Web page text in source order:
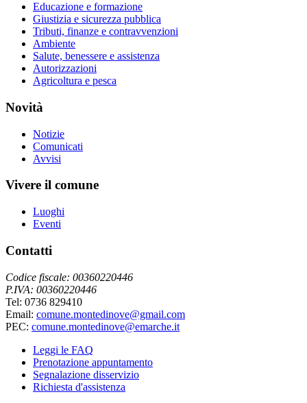
Educazione e formazione
Giustizia e sicurezza pubblica
Tributi, finanze e contravvenzioni
Ambiente
Salute, benessere e assistenza
Autorizzazioni
Agricoltura e pesca
Novità
Notizie
Comunicati
Avvisi
Vivere il comune
Luoghi
Eventi
Contatti
Codice fiscale: 00360220446
P.IVA: 00360220446
Tel: 0736 829410
Email: comune.montedinove@gmail.com
PEC: comune.montedinove@emarche.it
Leggi le FAQ
Prenotazione appuntamento
Segnalazione disservizio
Richiesta d'assistenza